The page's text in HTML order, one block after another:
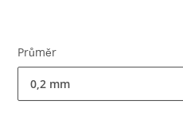
Průměr
0,2 mm